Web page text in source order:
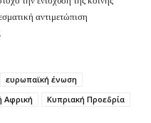
αντιμετώπιση
ευρωπαϊκή ένωση
Αφρική
Κυπριακή Προεδρία